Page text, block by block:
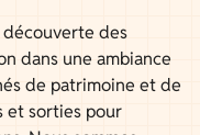
découverte des
dans une ambiance
de patrimoine et de
et sorties pour